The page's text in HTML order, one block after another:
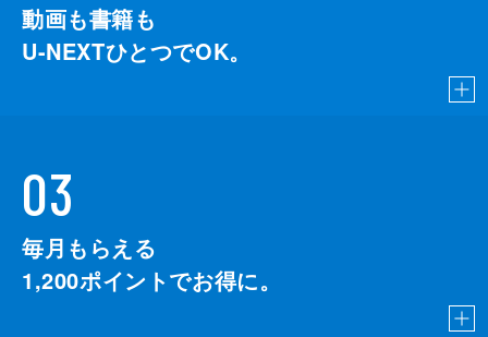
動画も書籍も
U-NEXTひとつでOK。
03
毎月もらえる
1,200ポイントでお得に。